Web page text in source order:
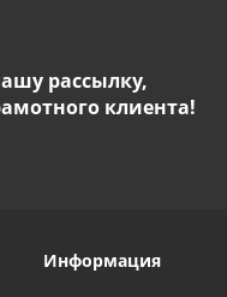
рассылку,
клиента!
Информация